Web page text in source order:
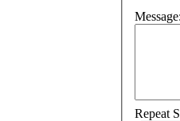
Message:
Repeat